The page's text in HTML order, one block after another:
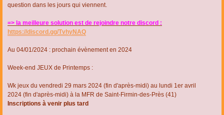
question dans les jours qui viennent.
=> la meilleure solution est de rejoindre notre discord :
https://discord.gg/TvhyNAQ
Au 04/01/2024 : prochain évènement en 2024
Week-end JEUX de Printemps :
Wk jeux du vendredi 29 mars 2024 (fin d'après-midi) au lundi 1er avril
2024 (fin d'après-midi) à la MFR de Saint-Firmin-des-Près (41)
Inscriptions à venir plus tard